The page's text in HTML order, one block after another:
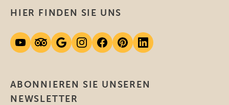
ABONNIEREN SIE UNSEREN
NEWSLETTER
HIER FINDEN SIE UNS